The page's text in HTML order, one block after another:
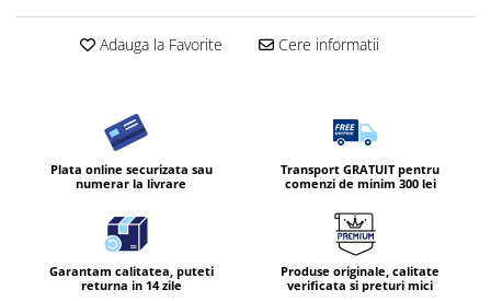
Servetele Umede Multisuprfete
Ingrijire Personala
Ingrijirea corpului
Deo Incaltaminte
Adauga la Favorite Cere informatii
Plata online securizata sau
numerar la livrare
Transport GRATUIT pentru
comenzi de minim 300 lei
Garantam calitatea, puteti
returna in 14 zile
Produse originale, calitate
verificata si preturi mici